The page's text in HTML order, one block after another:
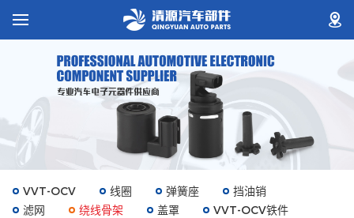
VVT-OCV 线圈 弹簧座
挡油销
滤网
绕线骨架 盖罩
VVT-OCV铁件